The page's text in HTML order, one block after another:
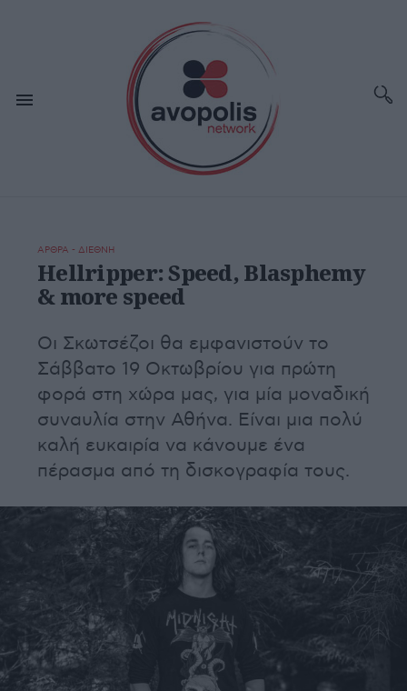
ΑΡΘΡΑ - ΔΙΕΘΝΗ
Hellripper: Speed, Blasphemy
& more speed
Οι Σκωτσέζοι θα εμφανιστούν το
Σάββατο 19 Οκτωβρίου για πρώτη
φορά στη χώρα μας, για μία μοναδική
συναυλία στην Αθήνα. Είναι μια πολύ
καλή ευκαιρία να κάνουμε ένα
πέρασμα από τη δισκογραφία τους.